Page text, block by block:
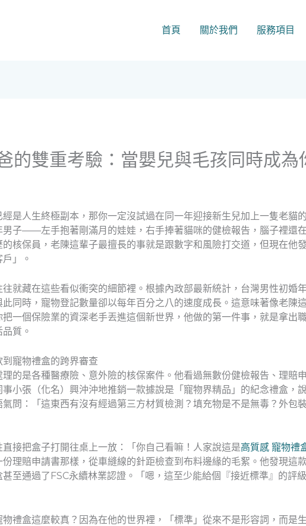
首頁 關於我們 服務項目
的雙重考驗：當嬰兒與毛孩同時成為
是人生終極副本，那你一定沒試過在同一年迎接新生兒加上一隻老貓
子——左手抱著剛滿月的娃娃，右手捧著貓咪的健檢報告，腦子裡還
核保員，老陳這輩子最擅長的事就是跟數字和風險打交道，但現在他
」。
就藏在這些看似衝突的細節裡。根據內政部最新統計，台灣男性初婚
同時，寵物登記數量卻以每年百分之八的速度成長。這意味著像老陳
把一個保險業的資深老手丟進這個新世界，他做的第一件事，就是拿
質。
寵物禮盒的跨界審查
的是各種醫療險、意外險的核保案件。他看過無數份健檢報告、理賠
小張（化名）興沖沖地推銷一款據說是「寵物界精品」的紀念禮盒，
問：「這東西有沒有經過第三方材質檢測？填充物是不是無毒？外包
接把盒子打開往桌上一放：「你自己看嘛！人家說這是高質感 寵物禮
理賠申請書那樣，從車縫線的針距檢查到布料邊緣的毛絮。他發現這
至通過了FSC永續林業認證。「嗯，這至少能給個『接近標準』的評
禮盒這麼較真？因為在他的世界裡，「標準」從來不是形容詞，而是